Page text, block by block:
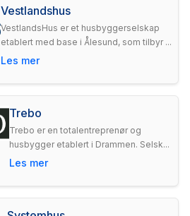
Vestlandshus
VestlandsHus er et husbyggerselskap
etablert med base i Ålesund, som tilbyr ...
Les mer
Trebo
Trebo er en totalentreprenør og
husbygger etablert i Drammen. Selsk...
Les mer